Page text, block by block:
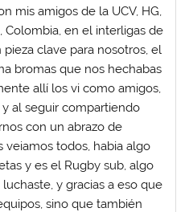
mis amigos de la UCV, HG,
Colombia, en el interligas de
clave para nosotros, el
bromas que nos hechabas
allí los vi como amigos,
al seguir compartiendo
con un abrazo de
veiamos todos, habia algo
y es el Rugby sub, algo
y gracias a eso que
sino que también